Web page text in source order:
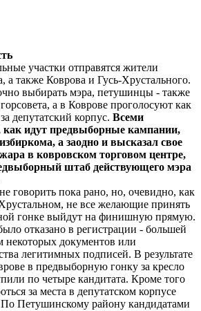
участки отправятся жители
а также Коврова и Гусь-Хрустального.
выбирать мэра, петушинцы - также
а в Коврове проголосуют как
депутатский корпус. Всеми
как идут предвыборные кампании,
а заодно и высказал свое
в ковровском торговом центре,
штаб действующего мэра
говорить пока рано, но, очевидно, как
не все желающие принять
гонке выйдут на финишную прямую.
отказано в регистрации - большей
некоторых документов или
легитимных подписей. В результате
в предвыборную гонку за кресло
по четыре кандитата. Кроме того
за места в депутатском корпусе
Петушинскому району кандидатами